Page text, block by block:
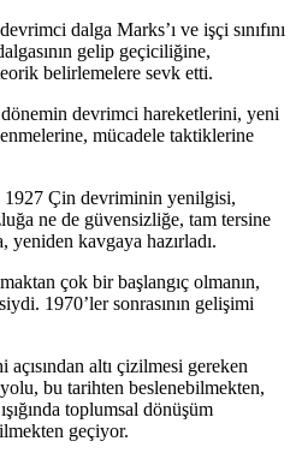
dalga Marks’ı ve işçi sınıfını
gelip geçiciliğine,
belirlemelere sevk etti.
devrimci hareketlerini, yeni
mücadele taktiklerine
Çin devriminin yenilgisi,
ne de güvensizliğe, tam tersine
yeniden kavgaya hazırladı.
çok bir başlangıç olmanın,
1970’ler sonrasının gelişimi
altı çizilmesi gereken
bu tarihten beslenebilmekten,
toplumsal dönüşüm
geçiyor.